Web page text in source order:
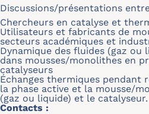
Discussions/présentations
Chercheurs en catalyse et
Utilisateurs et fabricants de
secteurs académiques et
Dynamique des fluides (gaz ou
dans mousses/monolithes en
catalyseurs
Échanges thermiques pendant
la phase active et la mousse/
(gaz ou liquide) et le catalyseur.
Contacts :